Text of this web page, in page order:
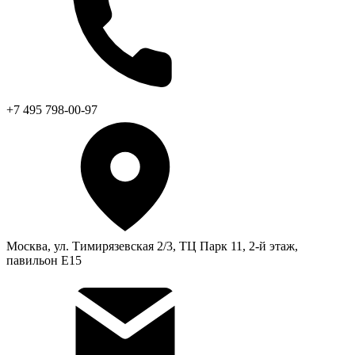
+7 495 798-00-97
Москва, ул. Тимирязевская 2/3, ТЦ Парк 11, 2-й этаж,
павильон Е15